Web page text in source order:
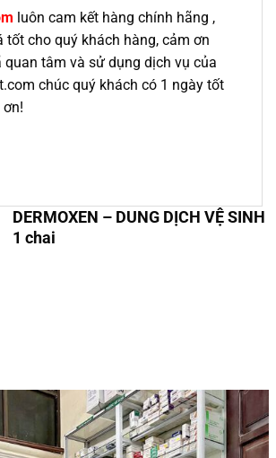
luôn cam kết hàng chính hãng ,
tốt cho quý khách hàng, cảm ơn
quan tâm và sử dụng dịch vụ của
chúc quý khách có 1 ngày tốt
DERMOXEN – DUNG DỊCH VỆ SINH
1 chai